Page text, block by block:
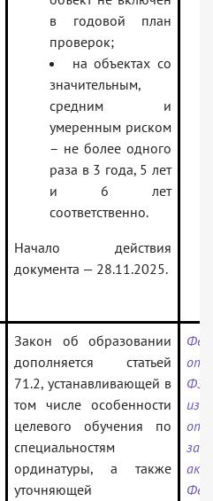
в годовой план
проверок;
на объектах со
значительным,
средним и
умеренным риском
– не более одного
раза в 3 года, 5 лет
и 6 лет
соответственно.
Начало действия
документа — 28.11.2025.
Закон об образовании
дополняется статьей
71.2, устанавливающей в
том числе особенности
целевого обучения по
специальностям
ординатуры, а также
уточняющей
от
ФЗ